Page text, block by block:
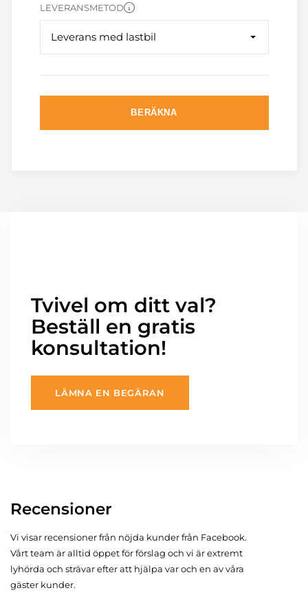
LEVERANSMETOD
Leverans med lastbil
BERÄKNA
Tvivel om ditt val?
Beställ en gratis
konsultation!
LÄMNA EN BEGÄRAN
Recensioner
Vi visar recensioner från nöjda kunder från Facebook.
Vårt team är alltid öppet för förslag och vi är extremt
lyhörda och strävar efter att hjälpa var och en av våra
gäster kunder.